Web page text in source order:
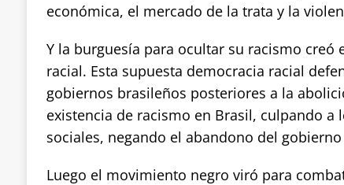
económica, el mercado de la trata y la
Y la burguesía para ocultar su racismo creó
racial. Esta supuesta democracia racial
gobiernos brasileños posteriores a la
existencia de racismo en Brasil, culpando a
sociales, negando el abandono del
Luego el movimiento negro viró para